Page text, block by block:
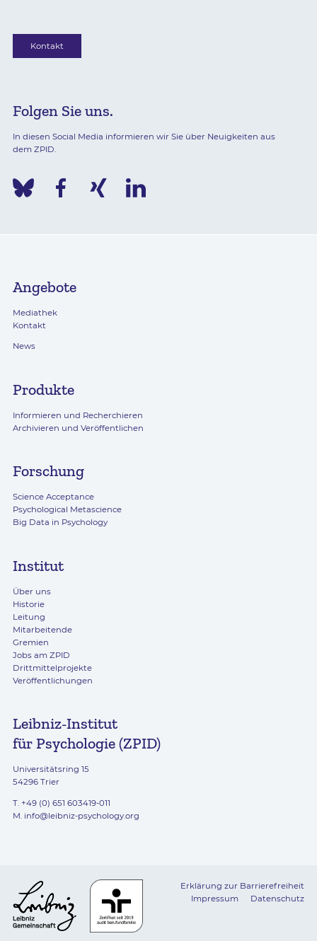
Kontakt
Folgen Sie uns.
In diesen Social Media informieren wir Sie über Neuigkeiten aus
dem ZPID.
Angebote
Mediathek
Kontakt
News
Produkte
Informieren und Recherchieren
Archivieren und Veröffentlichen
Forschung
Science Acceptance
Psychological Metascience
Big Data in Psychology
Institut
Über uns
Historie
Leitung
Mitarbeitende
Gremien
Jobs am ZPID
Drittmittelprojekte
Veröffentlichungen
Leibniz-Institut
für Psychologie (ZPID)
Universitätsring 15
54296 Trier
T. +49 (0) 651 603419-011
M. info@leibniz-psychology.org
Erklärung zur Barrierefreiheit
Impressum
Datenschutz